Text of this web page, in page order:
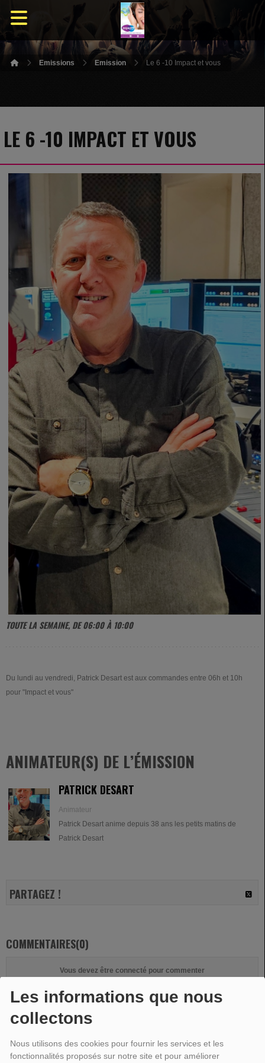
Les informations que nous
collectons
Nous utilisons des cookies pour fournir les services et les
fonctionnalités proposés sur notre site et pour améliorer
Emissions Emission Le 6 -10 Impact et vous
LE 6 -10 IMPACT ET VOUS
TOUTE LA SEMAINE, DE 06:00 À 10:00
Du lundi au vendredi, Patrick Desart est aux commandes entre 06h et 10h
pour "Impact et vous"
ANIMATEUR(S) DE L’ÉMISSION
PATRICK DESART
Animateur
Patrick Desart anime depuis 38 ans les petits matins de
Patrick Desart
PARTAGEZ !
COMMENTAIRES(0)
Vous devez être connecté pour commenter